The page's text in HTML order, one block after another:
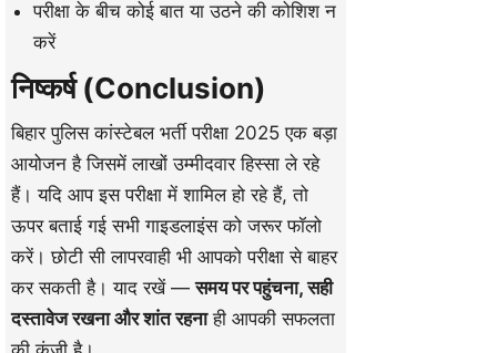
परीक्षा के बीच कोई बात या उठने की कोशिश न
करें
निष्कर्ष (Conclusion)
बिहार पुलिस कांस्टेबल भर्ती परीक्षा 2025 एक बड़ा
आयोजन है जिसमें लाखों उम्मीदवार हिस्सा ले रहे
हैं। यदि आप इस परीक्षा में शामिल हो रहे हैं, तो
ऊपर बताई गई सभी गाइडलाइंस को जरूर फॉलो
करें। छोटी सी लापरवाही भी आपको परीक्षा से बाहर
कर सकती है। याद रखें —समय पर पहुंचना, सही
दस्तावेज रखना और शांत रहनाही आपकी सफलता